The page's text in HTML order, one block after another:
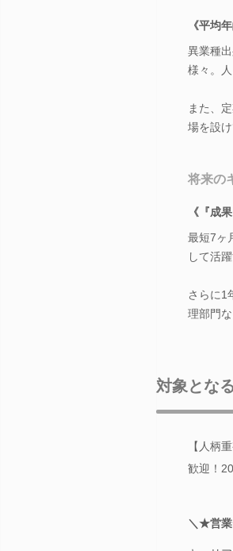
《平均
異業種
様々。
また、
場を設け
将来の
《『成
最短7ヶ
して活
さらに1
理部門
対象とな
【人柄
歓迎！
＼★営業